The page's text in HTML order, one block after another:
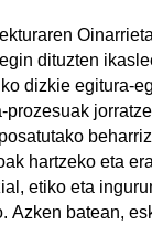
dituzten
dizkie egitura-
prozesuak
hartzeko eta
etiko eta
Azken batean,